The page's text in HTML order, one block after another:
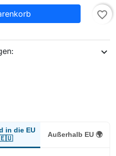
favorite_border
expand_more
in die EU
Außerhalb EU 🌍